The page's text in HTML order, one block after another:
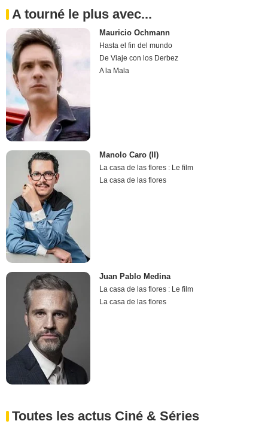
A tourné le plus avec...
Mauricio Ochmann
Hasta el fin del mundo
De Viaje con los Derbez
A la Mala
Manolo Caro (II)
La casa de las flores : Le film
La casa de las flores
Juan Pablo Medina
La casa de las flores : Le film
La casa de las flores
Toutes les actus Ciné & Séries